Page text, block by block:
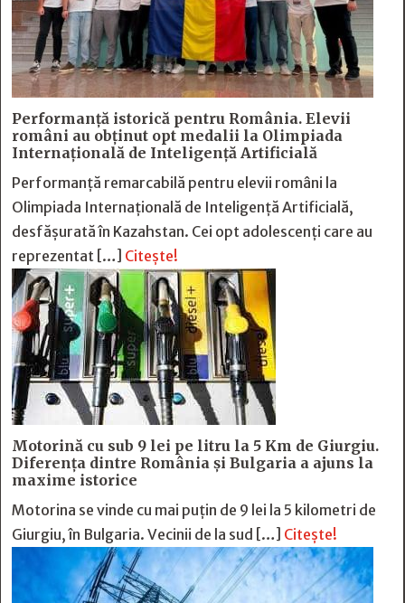
Performanță istorică pentru România. Elevii
români au obținut opt medalii la Olimpiada
Internațională de Inteligență Artificială
Performanță remarcabilă pentru elevii români la
Olimpiada Internațională de Inteligență Artificială,
desfășurată în Kazahstan. Cei opt adolescenți care au
reprezentat […] Citește!
Motorină cu sub 9 lei pe litru la 5 Km de Giurgiu.
Diferența dintre România și Bulgaria a ajuns la
maxime istorice
Motorina se vinde cu mai puțin de 9 lei la 5 kilometri de
Giurgiu, în Bulgaria. Vecinii de la sud […] Citește!